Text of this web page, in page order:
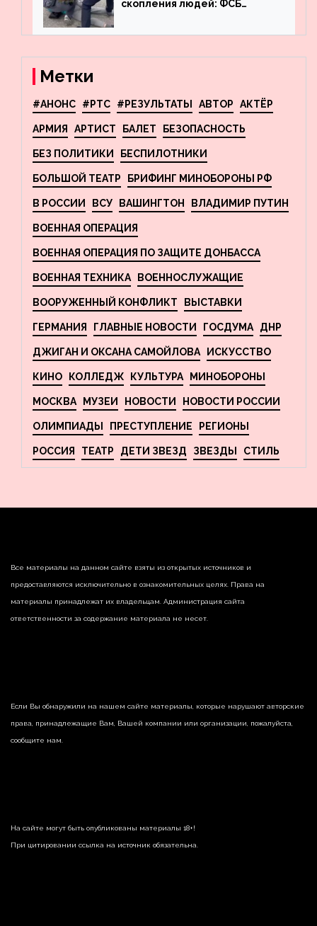
скопления людей: ФСБ
террористов, планировавших
Метки
#АНОНС #РТС #РЕЗУЛЬТАТЫ АВТОР АКТЁР
АРМИЯ АРТИСТ БАЛЕТ БЕЗОПАСНОСТЬ
БЕЗ ПОЛИТИКИ БЕСПИЛОТНИКИ
БОЛЬШОЙ ТЕАТР БРИФИНГ МИНОБОРОНЫ РФ
В РОССИИ ВСУ ВАШИНГТОН ВЛАДИМИР ПУТИН
ВОЕННАЯ ОПЕРАЦИЯ
ВОЕННАЯ ОПЕРАЦИЯ ПО ЗАЩИТЕ ДОНБАССА
ВОЕННАЯ ТЕХНИКА ВОЕННОСЛУЖАЩИЕ
ВООРУЖЕННЫЙ КОНФЛИКТ ВЫСТАВКИ
ГЕРМАНИЯ ГЛАВНЫЕ НОВОСТИ ГОСДУМА ДНР
ДЖИГАН И ОКСАНА САМОЙЛОВА ИСКУССТВО
КИНО КОЛЛЕДЖ КУЛЬТУРА МИНОБОРОНЫ
МОСКВА МУЗЕИ НОВОСТИ НОВОСТИ РОССИИ
ОЛИМПИАДЫ ПРЕСТУПЛЕНИЕ РЕГИОНЫ
РОССИЯ ТЕАТР ДЕТИ ЗВЕЗД ЗВЕЗДЫ СТИЛЬ
Все материалы на данном сайте взяты из открытых источников и
предоставляются исключительно в ознакомительных целях. Права на
материалы принадлежат их владельцам. Администрация сайта
ответственности за содержание материала не несет.
Если Вы обнаружили на нашем сайте материалы, которые нарушают авторские
права, принадлежащие Вам, Вашей компании или организации, пожалуйста,
сообщите нам.
На сайте могут быть опубликованы материалы 18+!
При цитировании ссылка на источник обязательна.